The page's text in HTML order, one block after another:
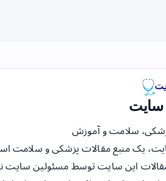
سلامت و آموزش
یک منبع مقالات پزشکی و سلامت
مقالات این سایت توسط مسئولین سایت